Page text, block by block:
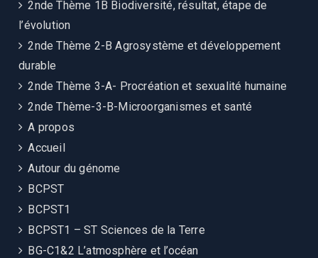
2nde Thème 1B Biodiversité, résultat, étape de
l’évolution
2nde Thème 2-B Agrosystème et développement
durable
2nde Thème 3-A- Procréation et sexualité humaine
2nde Thème-3-B-Microorganismes et santé
A propos
Accueil
Autour du génome
BCPST
BCPST1
BCPST1 – ST Sciences de la Terre
BG-C1&2 L’atmosphère et l’océan